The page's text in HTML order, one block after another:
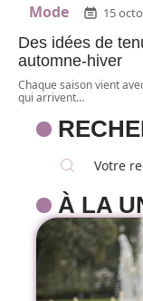
Mode 15
Des idées de
automne-hiver
Chaque saison vient
qui arrivent…
À LA